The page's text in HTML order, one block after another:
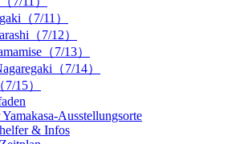
（7/11）
（7/12）
（7/13）
（7/14）
15）
Ausstellungsorte
& Infos